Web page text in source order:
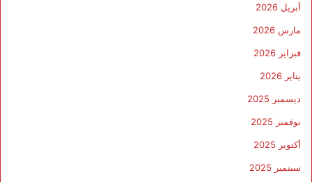
أبريل 2026
مارس 2026
فبراير 2026
يناير 2026
ديسمبر 2025
نوفمبر 2025
أكتوبر 2025
سبتمبر 2025